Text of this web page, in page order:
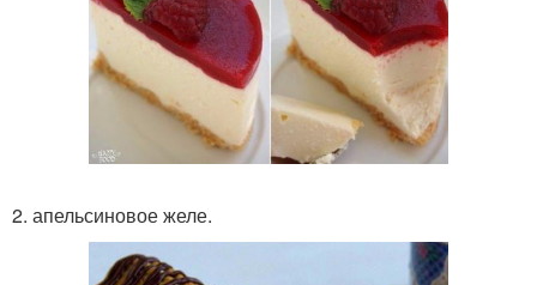
2. апельсиновое желе.